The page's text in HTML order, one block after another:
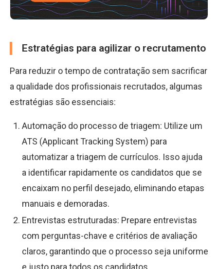
Estratégias para agilizar o recrutamento
Para reduzir o tempo de contratação sem sacrificar
a qualidade dos profissionais recrutados, algumas
estratégias são essenciais:
Automação do processo de triagem: Utilize um
ATS (Applicant Tracking System) para
automatizar a triagem de currículos. Isso ajuda
a identificar rapidamente os candidatos que se
encaixam no perfil desejado, eliminando etapas
manuais e demoradas.
Entrevistas estruturadas: Prepare entrevistas
com perguntas-chave e critérios de avaliação
claros, garantindo que o processo seja uniforme
e justo para todos os candidatos.